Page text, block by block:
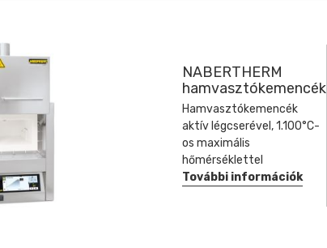
NABERTHERM
hamvasztókemencék
Hamvasztókemencék
aktív légcserével, 1.100°C-
os maximális
hőmérséklettel
További információk